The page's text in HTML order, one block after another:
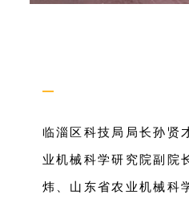
—
临淄区科技局局长孙贤
业机械科学研究院副院
炜、山东省农业机械科